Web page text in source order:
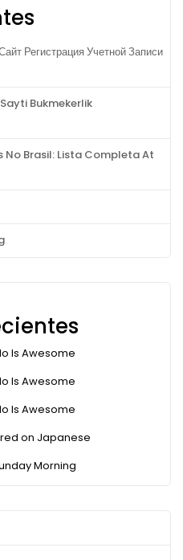
Регистрация Учетной Записи
Bukmekerlik
No Brasil: Lista Completa At
Is Awesome
Is Awesome
Is Awesome
on Japanese
Morning